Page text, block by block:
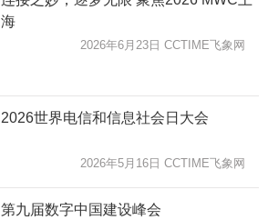
海
2026年6月23日 CCTIME飞象网
2026世界电信和信息社会日大会
2026年5月16日 CCTIME飞象网
第九届数字中国建设峰会